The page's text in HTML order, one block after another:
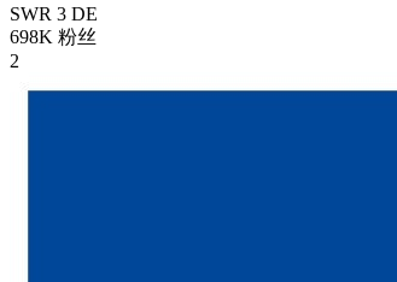
SWR 3 DE
698K 粉丝
2